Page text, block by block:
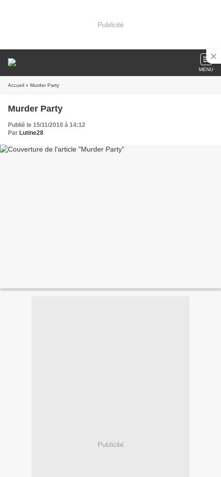
Publicité
MENU
Accueil » Murder Party
Murder Party
Publié le 15/11/2010 à 14:12
Par Lutine28
Publicité